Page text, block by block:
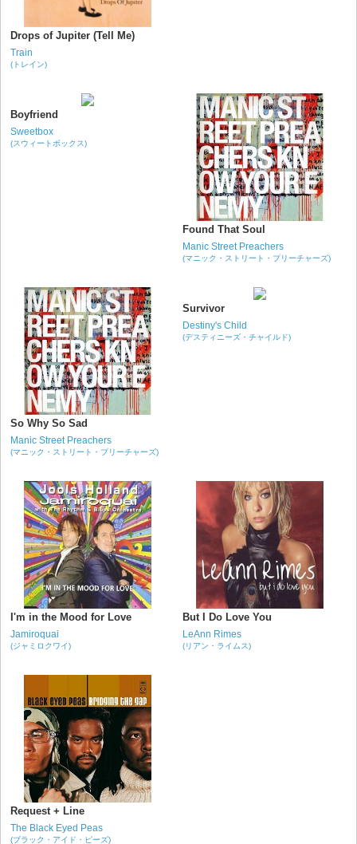
Drops of Jupiter (Tell Me)
Train
(トレイン)
Boyfriend
Sweetbox
(スウィートボックス)
Found That Soul
Manic Street Preachers
(マニック・ストリート・プリーチャーズ)
So Why So Sad
Manic Street Preachers
(マニック・ストリート・プリーチャーズ)
Survivor
Destiny's Child
(デスティニーズ・チャイルド)
I'm in the Mood for Love
Jamiroquai
(ジャミロクワイ)
But I Do Love You
LeAnn Rimes
(リアン・ライムス)
Request + Line
The Black Eyed Peas
(ブラック・アイド・ピーズ)